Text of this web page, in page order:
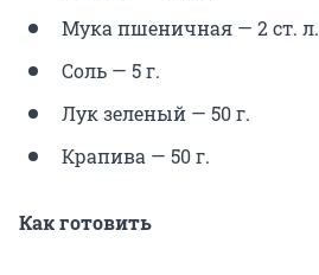
Мука пшеничная — 2 ст. л.
Соль — 5 г.
Лук зеленый — 50 г.
Крапива — 50 г.
Как готовить